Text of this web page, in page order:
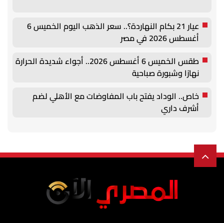
عيار 21 بكام النهاردة؟.. سعر الذهب اليوم الخميس 6
أغسطس 2026 في مصر
طقس الخميس 6 أغسطس 2026.. أجواء شديدة الحرارة
نهارًا وشبورة صباحية
خاص.. الوداد يفتح باب المفاوضات مع الأهلي لضم
أشرف داري